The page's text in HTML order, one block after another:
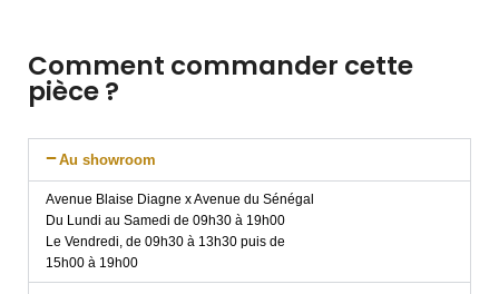
Comment commander cette
pièce ?
Au showroom
Avenue Blaise Diagne x Avenue du Sénégal
Du Lundi au Samedi de 09h30 à 19h00
Le Vendredi, de 09h30 à 13h30 puis de
15h00 à 19h00